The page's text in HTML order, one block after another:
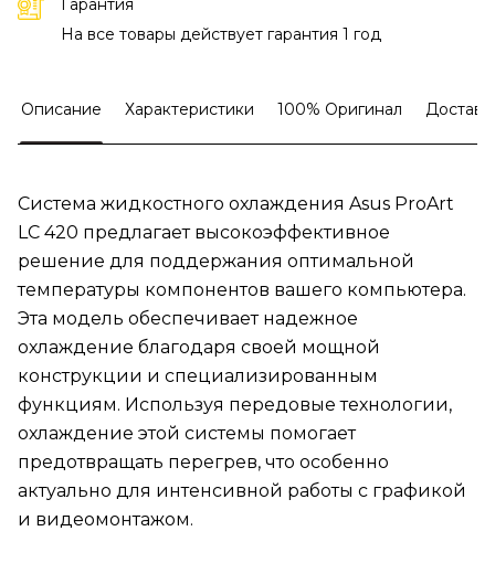
Гарантия
На все товары действует гарантия 1 год
Описание Характеристики 100% Оригинал
Система жидкостного охлаждения Asus ProArt
LC 420 предлагает высокоэффективное
решение для поддержания оптимальной
температуры компонентов вашего компьютера.
Эта модель обеспечивает надежное
охлаждение благодаря своей мощной
конструкции и специализированным
функциям. Используя передовые технологии,
охлаждение этой системы помогает
предотвращать перегрев, что особенно
актуально для интенсивной работы с графикой
и видеомонтажом.